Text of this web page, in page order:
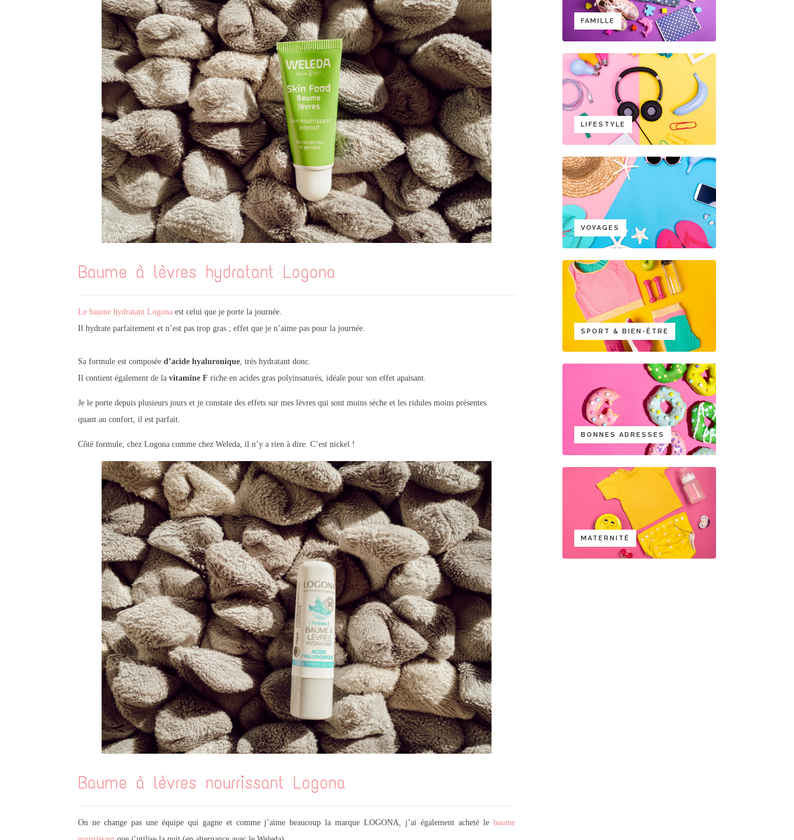
Baume à lèvres hydratant Logona
Le baume hydratant Logona est celui que je porte la journée.
Il hydrate parfaitement et n’est pas trop gras ; effet que je n’aime pas pour la journée.
Sa formule est composée d’acide hyaluronique, très hydratant donc.
Il contient également de la vitamine F riche en acides gras polyinsaturés, idéale pour son effet apaisant.
Je le porte depuis plusieurs jours et je constate des effets sur mes lèvres qui sont moins sèche et les ridules moins présentes.
quant au confort, il est parfait.
Côté formule, chez Logona comme chez Weleda, il n’y a rien à dire. C’est nickel !
Baume à lèvres nourrissant Logona
On ne change pas une équipe qui gagne et comme j’aime beaucoup la marque LOGONA, j’ai également acheté le baume
FAMILLE
LIFESTYLE
VOYAGES
SPORT & BIEN-ÊTRE
BONNES ADRESSES
MATERNITÉ